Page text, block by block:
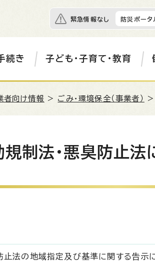
緊急情報なし 防災ポータ
続き 子ども・子育て・教育
者向け情報 > ごみ・環境保全（事業者）
規制法・悪臭防止法
止法の地域指定及び基準に関する告示